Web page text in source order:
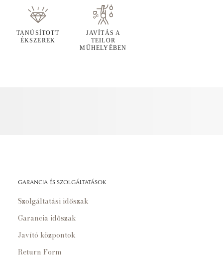
TANÚSÍTOTT
ÉKSZEREK
JAVÍTÁS A
TEILOR
MŰHELYÉBEN
GARANCIA ÉS SZOLGÁLTATÁSOK
Szolgáltatási időszak
Garancia időszak
Javító központok
Return Form